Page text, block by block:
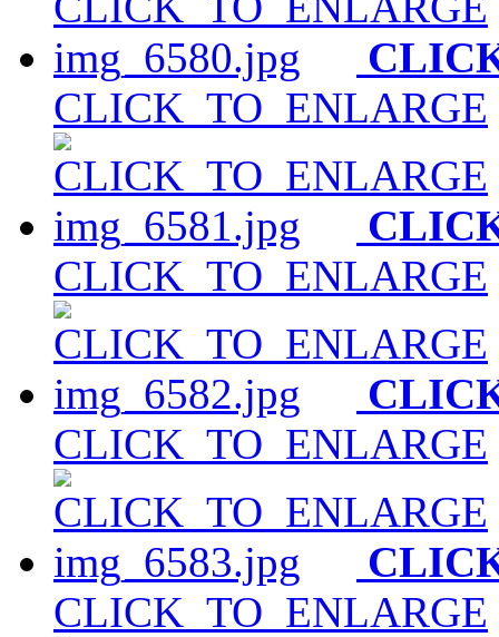
CLICK_TO_ENLARGE
CLICK_TO_ENLARGE
CLICK_TO_ENLARGE
CLICK_TO_ENLARGE